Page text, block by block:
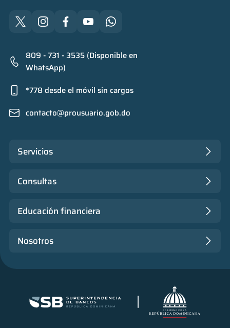
809 - 731 - 3535 (Disponible en
WhatsApp)
*778 desde el móvil sin cargos
contacto@prousuario.gob.do
Servicios
Consultas
Educación financiera
Nosotros